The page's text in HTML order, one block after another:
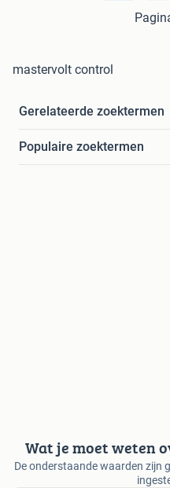
mastervolt control
Gerelateerde zoektermen
Populaire zoektermen
Wat je moet weten
De onderstaande waarden zijn